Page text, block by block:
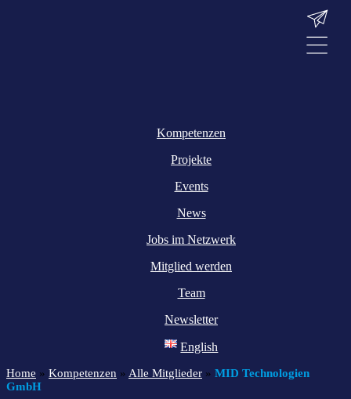
Kompetenzen
Projekte
Events
News
Jobs im Netzwerk
Mitglied werden
Team
Newsletter
English
Home » Kompetenzen » Alle Mitglieder » MID Technologien
GmbH